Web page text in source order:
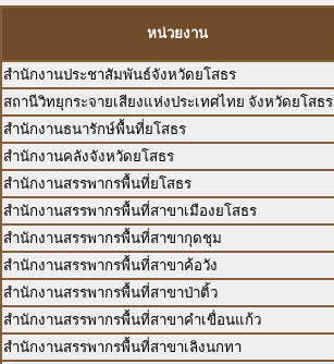
หน่วยงาน
สำนักงานประชาสัมพันธ์จังหวัดยโสธร
สถานีวิทยุกระจายเสียงแห่งประเทศไทย จังหวัดยโสธร
สำนักงานธนารักษ์พื้นที่ยโสธร
สำนักงานคลังจังหวัดยโสธร
สำนักงานสรรพากรพื้นที่ยโสธร
สำนักงานสรรพากรพื้นที่สาขาเมืองยโสธร
สำนักงานสรรพากรพื้นที่สาขากุดชุม
สำนักงานสรรพากรพื้นที่สาขาค้อวัง
สำนักงานสรรพากรพื้นที่สาขาป่าติ้ว
สำนักงานสรรพากรพื้นที่สาขาคำเขื่อนแก้ว
สำนักงานสรรพากรพื้นที่สาขาเลิงนกทา